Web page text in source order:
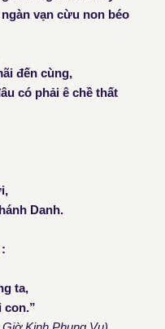
vạn cừu non béo
đến cùng,
có phải ê chề thất
Danh.
ta,
con.”